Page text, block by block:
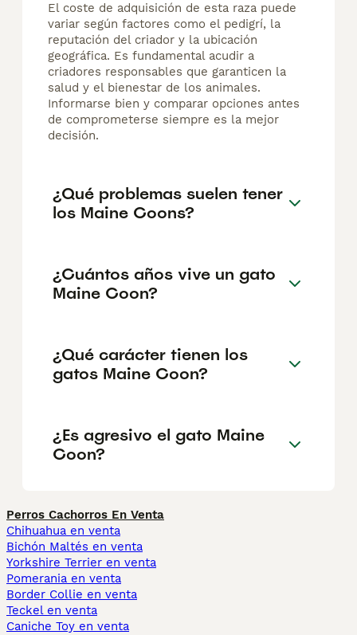
El coste de adquisición de esta raza puede
variar según factores como el pedigrí, la
reputación del criador y la ubicación
geográfica. Es fundamental acudir a
criadores responsables que garanticen la
salud y el bienestar de los animales.
Informarse bien y comparar opciones antes
de comprometerse siempre es la mejor
decisión.
¿Qué problemas suelen tener
los Maine Coons?
¿Cuántos años vive un gato
Maine Coon?
¿Qué carácter tienen los
gatos Maine Coon?
¿Es agresivo el gato Maine
Coon?
Perros Cachorros En Venta
Chihuahua en venta
Bichón Maltés en venta
Yorkshire Terrier en venta
Pomerania en venta
Border Collie en venta
Teckel en venta
Caniche Toy en venta